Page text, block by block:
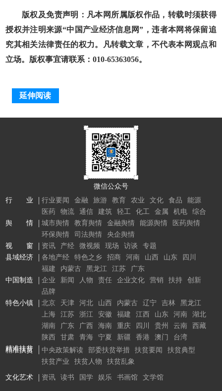
版权及免责声明：凡本网所属版权作品，转载时须获得
授权并注明来源“中国产业经济信息网”，违者本网将保留追
究其相关法律责任的权力。凡转载文章，不代表本网观点和
立场。版权事宜请联系：010-65363056。
延伸阅读
微信公众号
行 业
行业要闻 金融 旅游 教育 农业 文化 食品
能源
医药
物流 通信 建筑 轻工 化工 金属 机电
综合
舆 情
城市舆情 教育舆情 金融舆情 能源舆情
医药舆情
环保舆情
司法舆情
央企舆情
视 窗
资讯 产经 微视频 现场 访谈
专题
县域经济
各地产经 特色之乡 招商 河南 山西 山东
四川
福建
内蒙古 黑龙江 江苏
广东
中国制造
企业 新闻 人物 责任 企业文化 营销 扶持
创新
品牌
特色小镇
北京 天津 河北 山西 内蒙古 辽宁 吉林
黑龙江
上海
江苏 浙江 安徽 福建 江西 山东 河南
湖北
湖南
广东 广西 海南 重庆 四川 贵州 云南
西藏
陕西
甘肃 青海 宁夏 新疆 香港 澳门
台湾
精准扶贫
文化艺术 资讯 读书 国学 娱乐 书画馆 文学馆
精准扶贫 中央政策解读 部委扶贫举措 扶贫要闻
扶贫典型
扶贫产业
扶贫人物 扶贫乱象